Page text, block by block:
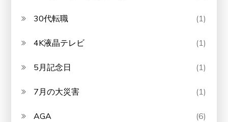
30代転職 (1)
4K液晶テレビ (1)
5月記念日 (1)
7月の大災害 (1)
AGA (6)